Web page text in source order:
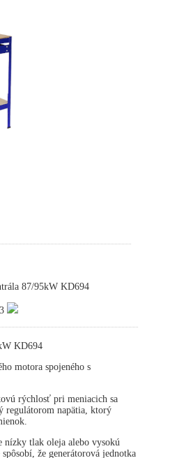
87/95kW KD694
KD694
motora spojeného s
rýchlosť pri meniacich sa
regulátorom napätia, ktorý
nízky tlak oleja alebo vysokú
že generátorová jednotka